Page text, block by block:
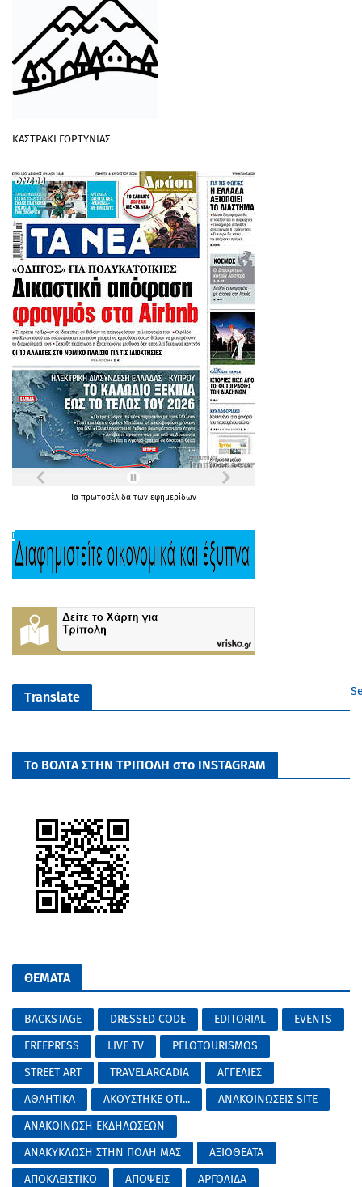
ΚΑΣΤΡΑΚΙ ΓΟΡΤΥΝΙΑΣ
Τα πρωτοσέλιδα των εφημερίδων
Translate
Το ΒΟΛΤΑ ΣΤΗΝ ΤΡΙΠΟΛΗ στο INSTAGRAM
ΘΕΜΑΤΑ
BACKSTAGE DRESSED CODE EDITORIAL
EVENTS
FREEPRESS
LIVE TV
PELOTOURISMOS
STREET ART
TRAVELARCADIA
ΑΓΓΕΛΙΕΣ
ΑΘΛΗΤΙΚΑ
ΑΚΟΥΣΤΗΚΕ ΟΤΙ...
ΑΝΑΚΟΙΝΩΣΕΙΣ SITE
ΑΝΑΚΟΙΝΩΣΗ ΕΚΔΗΛΩΣΕΩΝ
ΑΝΑΚΥΚΛΩΣΗ ΣΤΗΝ ΠΟΛΗ ΜΑΣ
ΑΞΙΟΘΕΑΤΑ
ΑΠΟΚΛΕΙΣΤΙΚΟ
ΑΠΟΨΕΙΣ
ΑΡΓΟΛΙΔΑ